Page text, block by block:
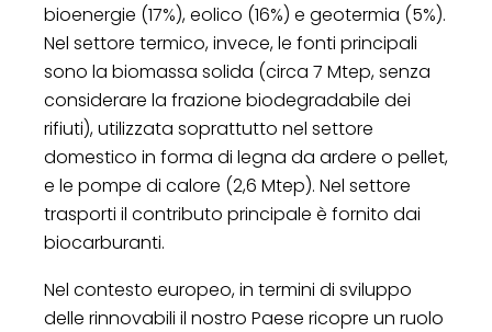
bioenergie (17%), eolico (16%) e geotermia (5%).
Nel settore termico, invece, le fonti principali
sono la biomassa solida (circa 7 Mtep, senza
considerare la frazione biodegradabile dei
rifiuti), utilizzata soprattutto nel settore
domestico in forma di legna da ardere o pellet,
e le pompe di calore (2,6 Mtep). Nel settore
trasporti il contributo principale è fornito dai
biocarburanti.
Nel contesto europeo, in termini di sviluppo
delle rinnovabili il nostro Paese ricopre un ruolo